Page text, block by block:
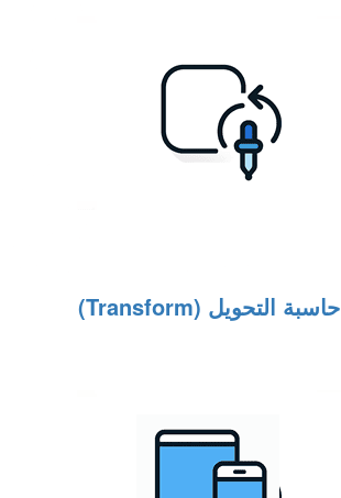
حاسبة التحويل (Transform)